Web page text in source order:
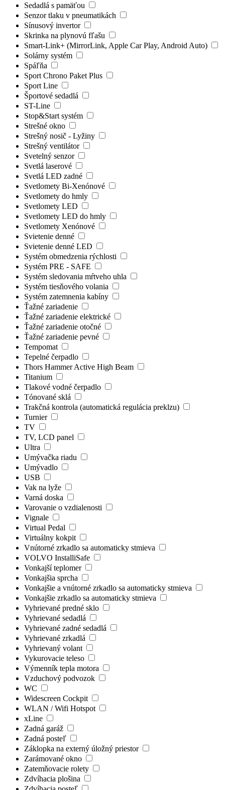
Sedadlá s pamäťou
Senzor tlaku v pneumatikách
Sínusový invertor
Skrinka na plynovú fľašu
Smart-Link+ (MirrorLink, Apple Car Play, Android Auto)
Solárny systém
Spáľňa
Sport Chrono Paket Plus
Sport Line
Športové sedadlá
ST-Line
Stop&Start systém
Strešné okno
Strešný nosič - Lyžiny
Strešný ventilátor
Svetelný senzor
Svetlá laserové
Svetlá LED zadné
Svetlomety Bi-Xenónové
Svetlomety do hmly
Svetlomety LED
Svetlomety LED do hmly
Svetlomety Xenónové
Svietenie denné
Svietenie denné LED
Systém obmedzenia rýchlosti
Systém PRE - SAFE
Systém sledovania mŕtveho uhla
Systém tiesňového volania
Systém zatemnenia kabíny
Ťažné zariadenie
Ťažné zariadenie elektrické
Ťažné zariadenie otočné
Ťažné zariadenie pevné
Tempomat
Tepelné čerpadlo
Thors Hammer Active High Beam
Titanium
Tlakové vodné čerpadlo
Tónované sklá
Trakčná kontrola (automatická regulácia preklzu)
Turnier
TV
TV, LCD panel
Ultra
Umývačka riadu
Umývadlo
USB
Vak na lyže
Varná doska
Varovanie o vzdialenosti
Vignale
Virtual Pedal
Virtuálny kokpit
Vnútorné zrkadlo sa automaticky stmieva
VOLVO InstalliSafe
Vonkajší teplomer
Vonkajšia sprcha
Vonkajšie a vnútorné zrkadlo sa automaticky stmieva
Vonkajšie zrkadlo sa automaticky stmieva
Vyhrievané predné sklo
Vyhrievané sedadlá
Vyhrievané zadné sedadlá
Vyhrievané zrkadlá
Vyhrievaný volant
Vykurovacie teleso
Výmenník tepla motora
Vzduchový podvozok
WC
Widescreen Cockpit
WLAN / Wifi Hotspot
xLine
Zadná garáž
Zadná posteľ
Záklopka na externý úložný priestor
Zarámované okno
Zatemňovacie rolety
Zdvíhacia plošina